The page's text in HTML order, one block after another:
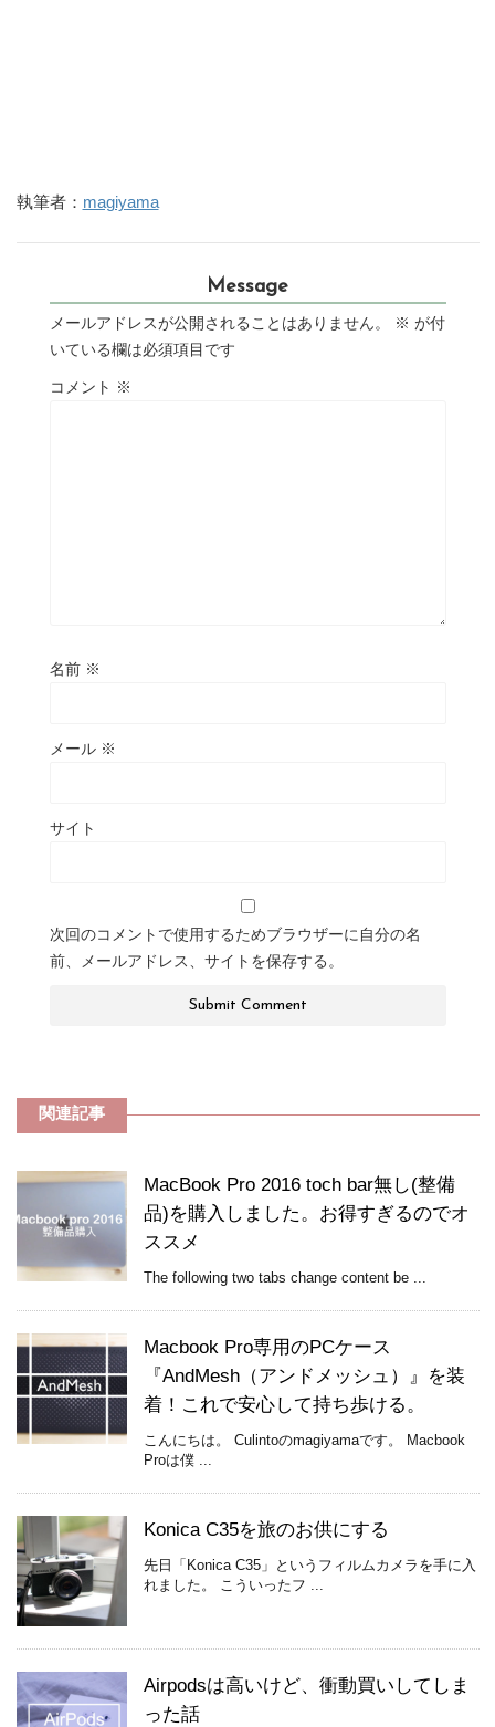
執筆者： magiyama
Message
メールアドレスが公開されることはありません。 ※ が付
いている欄は必須項目です
コメント ※
名前 ※
メール ※
サイト
次回のコメントで使用するためブラウザーに自分の名
前、メールアドレス、サイトを保存する。
関連記事
MacBook Pro 2016 toch bar無し(整備
品)を購入しました。お得すぎるのでオ
ススメ
The following two tabs change content be ...
Macbook Pro専用のPCケース
『AndMesh（アンドメッシュ）』を装
着！これで安心して持ち歩ける。
こんにちは。 Culintoのmagiyamaです。 Macbook
Proは僕 ...
Konica C35を旅のお供にする
先日「Konica C35」というフィルムカメラを手に入
れました。 こういったフ ...
Airpodsは高いけど、衝動買いしてしま
った話